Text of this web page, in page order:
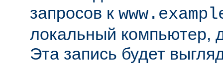
запросов к
локальный компьютер,
Эта запись будет